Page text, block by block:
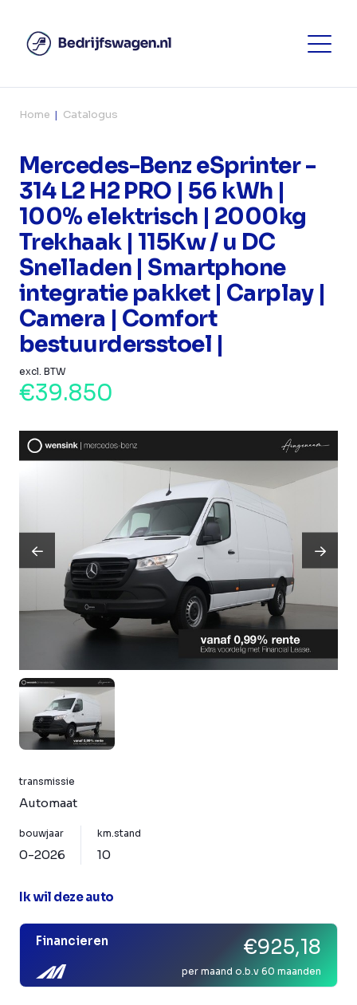
Home Catalogus
Mercedes-Benz eSprinter -
314 L2 H2 PRO | 56 kWh |
100% elektrisch | 2000kg
Trekhaak | 115Kw / u DC
Snelladen | Smartphone
integratie pakket | Carplay |
Camera | Comfort
bestuurdersstoel |
excl. BTW
€39.850
transmissie
Automaat
bouwjaar
0-2026
km.stand
10
Ik wil deze auto
Financieren €925,18
per maand o.b.v 60 maanden